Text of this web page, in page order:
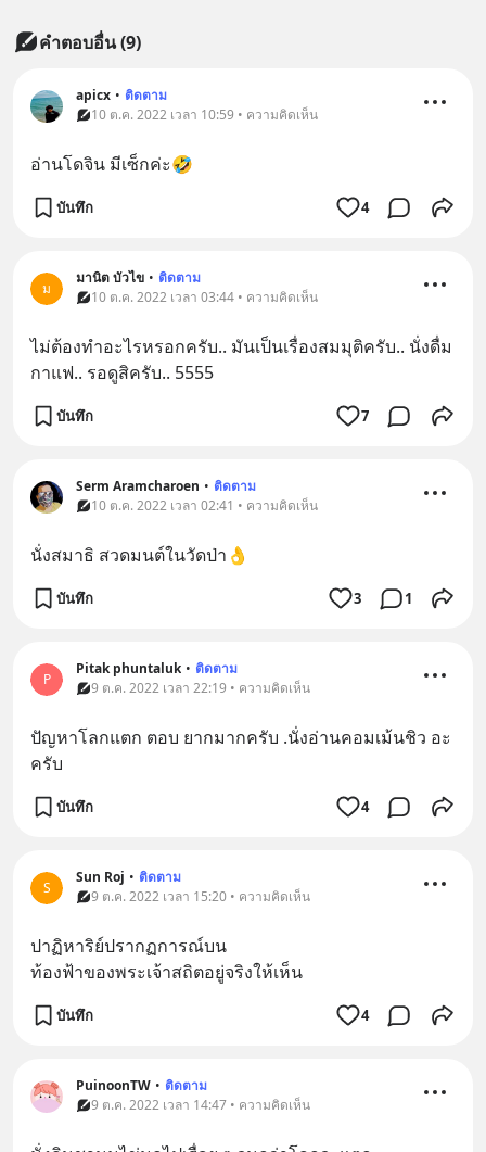
คำตอบอื่น(9)
apicx • ติดตาม
10 ต.ค. 2022 เวลา 10:59 • ความคิดเห็น
อ่านโดจิน มีเซ็กค่ะ🤣
บันทึก 4
ม
มานิต บัวไข • ติดตาม
10 ต.ค. 2022 เวลา 03:44 • ความคิดเห็น
ไม่​ต้อง​ทำ​อะไร​หรอก​ครับ.. มัน​เป็น​เรื่อง​สมมุติ​ครับ.. นั่ง​ดื่ม​
กาแฟ.. รอ​ดู​สิ​ครับ.. 5555​
บันทึก 7
Serm Aramcharoen • ติดตาม
10 ต.ค. 2022 เวลา 02:41 • ความคิดเห็น
นั่งสมาธิ สวดมนต์ในวัดป่า👌
บันทึก 3 1
P
Pitak phuntaluk • ติดตาม
9 ต.ค. 2022 เวลา 22:19 • ความคิดเห็น
ปัญหาโลกแตก ตอบ ยากมากครับ .นั่งอ่านคอมเม้นชิว อะ
ครับ
บันทึก 4
S
Sun Roj • ติดตาม
9 ต.ค. 2022 เวลา 15:20 • ความคิดเห็น
ปาฏิหาริย์ปรากฏการณ์บน
ท้องฟ้าของพระเจ้าสถิตอยู่จริงให้เห็น
บันทึก 4
PuinoonTW • ติดตาม
9 ต.ค. 2022 เวลา 14:47 • ความคิดเห็น